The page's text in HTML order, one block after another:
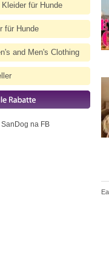
Kleider für Hunde
für Hunde
and Men's Clothing
SanDog na FB